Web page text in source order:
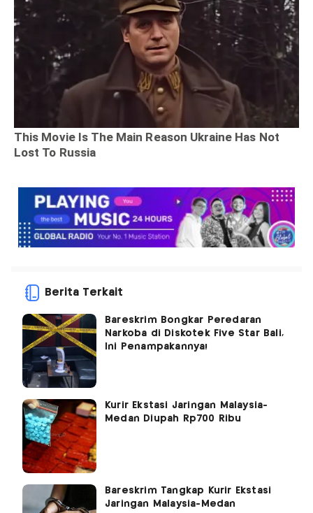
Berita Terkait
Bareskrim Bongkar Peredaran
Narkoba di Diskotek Five Star Bali,
Ini Penampakannya!
Kurir Ekstasi Jaringan Malaysia-
Medan Diupah Rp700 Ribu
Bareskrim Tangkap Kurir Ekstasi
Jaringan Malaysia-Medan